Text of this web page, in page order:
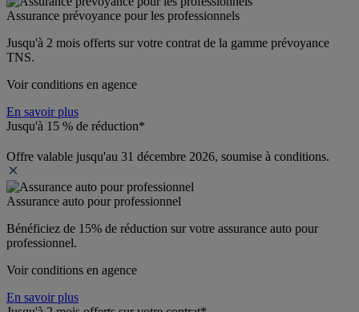
Assurance prévoyance pour les professionnels
Jusqu'à 2 mois offerts sur votre contrat de la gamme prévoyance
TNS.
Voir conditions en agence
En savoir plus
Jusqu'à 15 % de réduction*
Offre valable jusqu'au 31 décembre 2026, soumise à conditions.
Assurance auto pour professionnel
Bénéficiez de 15% de réduction sur votre assurance auto pour
professionnel.
Voir conditions en agence
En savoir plus